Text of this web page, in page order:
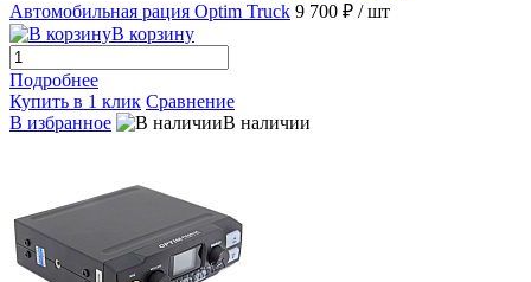
Автомобильная рация Optim Truck 9 700 ₽ / шт
В корзину
Подробнее
Купить в 1 клик Сравнение
В избранное
В наличии